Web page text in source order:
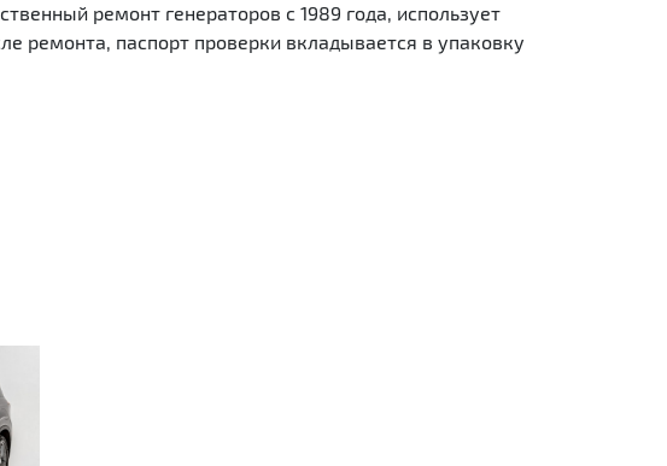
ремонт генераторов с 1989 года, использует
ремонта, паспорт проверки вкладывается в упаковку